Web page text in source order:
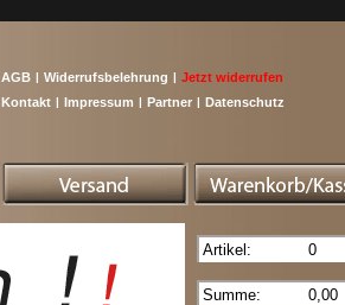
AGB | Widerrufsbelehrung | Jetzt widerrufen
Kontakt | Impressum | Partner | Datenschutz
Artikel: 0
Summe: 0,00